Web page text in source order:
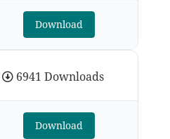
Download
6941 Downloads
Download